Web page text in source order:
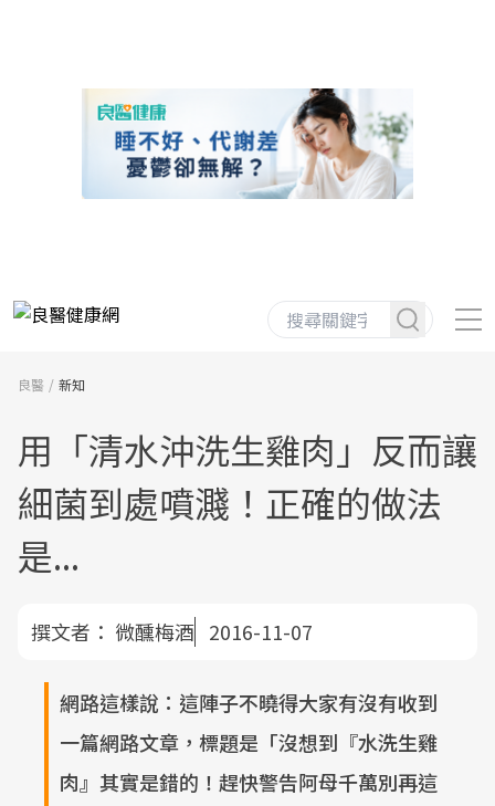
良醫 新知
用「清水沖洗生雞肉」反而讓
細菌到處噴濺！正確的做法
是...
撰文者： 微醺梅酒 2016-11-07
網路這樣說：這陣子不曉得大家有沒有收到
一篇網路文章，標題是「沒想到『水洗生雞
肉』其實是錯的！趕快警告阿母千萬別再這